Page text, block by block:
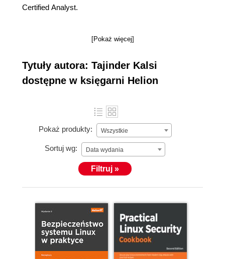
Certified Analyst.
[Pokaż więcej]
Tytuły autora: Tajinder Kalsi
dostępne w księgarni Helion
Pokaż produkty: Wszystkie
Sortuj wg: Data wydania
Filtruj »